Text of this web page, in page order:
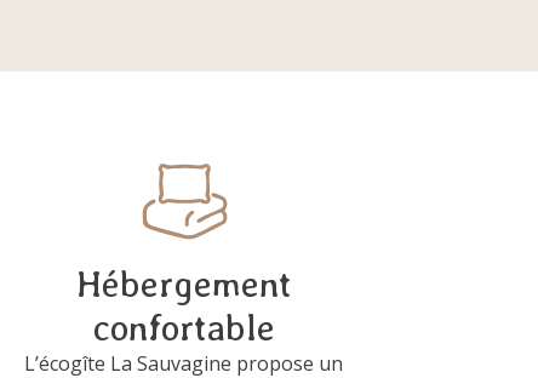
Hébergement
confortable
L’écogîte La Sauvagine propose un